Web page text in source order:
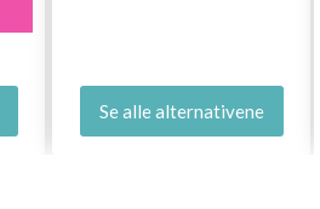
Se alle alternativene